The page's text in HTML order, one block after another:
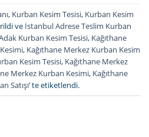
, Kurban Kesim Tesisi, Kurban Kesim
ve İstanbul Adrese Teslim Kurban
Kurban Kesim Tesisi, Kağıthane
, Kağıthane Merkez Kurban Kesim
Kesim Tesisi, Kağıthane Merkez
Merkez Kurban Kesimi, Kağıthane
Satışı’ te etiketlendi.